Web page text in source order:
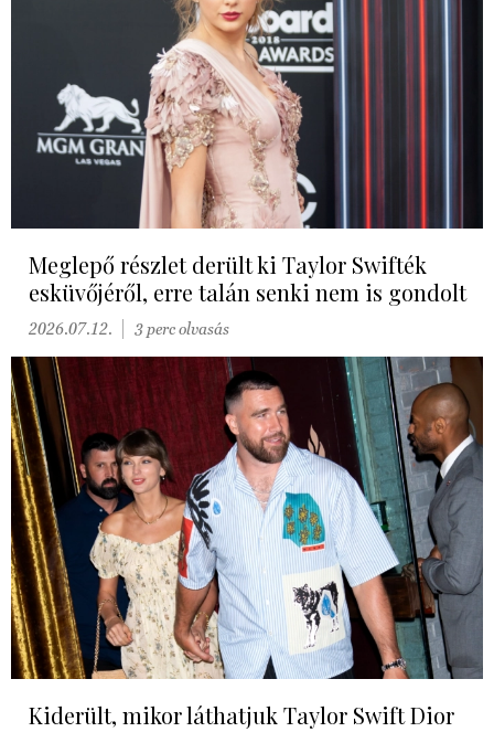
Meglepő részlet derült ki Taylor Swifték
esküvőjéről, erre talán senki nem is gondolt
2026.07.12. 3 perc olvasás
Kiderült, mikor láthatjuk Taylor Swift Dior